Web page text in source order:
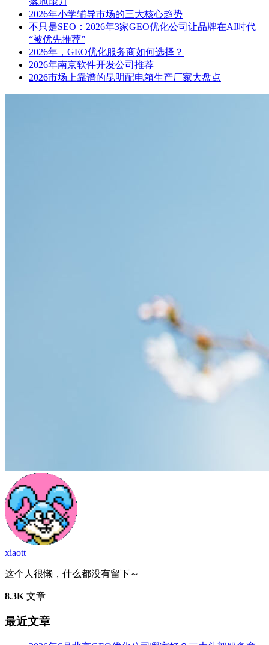
2026年小学辅导市场的三大核心趋势
不只是SEO：2026年3家GEO优化公司让品牌在AI时代
“被优先推荐”
2026年，GEO优化服务商如何选择？
2026年南京软件开发公司推荐
2026市场上靠谱的昆明配电箱生产厂家大盘点
xiaott
这个人很懒，什么都没有留下～
8.3K 文章
最近文章